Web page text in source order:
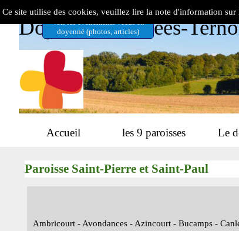
Ce site utilise des cookies, veuillez lire la note d'information sur
Doyenné 7 Vallées-
doyenné (photos, articles)
Accueil les 9 paroisses Le
Paroisse Saint-Pierre et Saint-Paul
Ambricourt - Avondances - Azincourt - Bucamps -